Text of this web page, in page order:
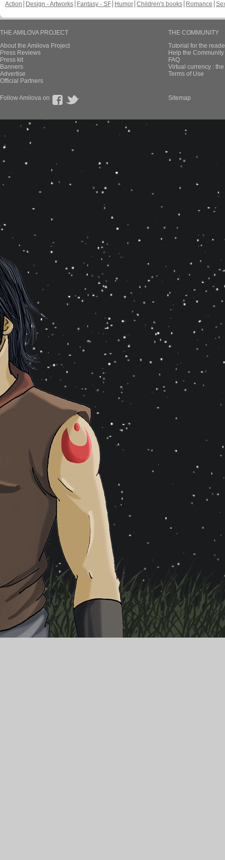
Action
Design - Artworks Fantasy - SF Humor Children's books Romance
THE AMILOVA PROJECT
About the Amilova Project
Press Reviews
Press kit
Banners
Advertise
Official Partners
THE COMMUNITY
Tutorial for the
Help the
FAQ
Virtual currency :
Terms of Use
Follow Amilova on Sitemap